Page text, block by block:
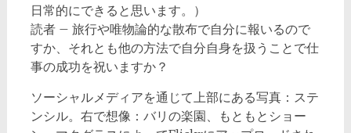
日常的にできると思います。）
読者 – 旅行や唯物論的な散布で自分に報いるので
すか、それとも他の方法で自分自身を扱うことで仕
事の成功を祝いますか？
ソーシャルメディアを通じて上部にある写真：ステ
ンシル。右で想像：バリの楽園、もともとショー